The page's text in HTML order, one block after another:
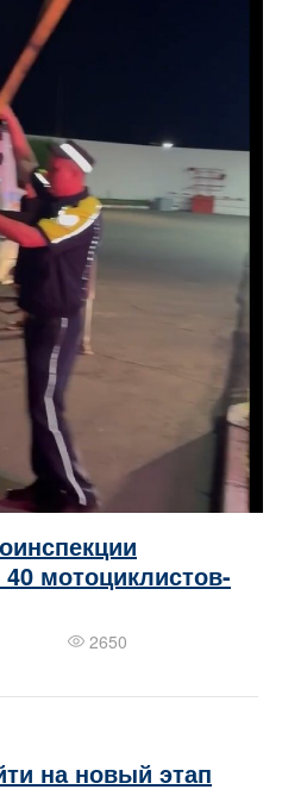
мотоциклистов-
2650
на новый этап